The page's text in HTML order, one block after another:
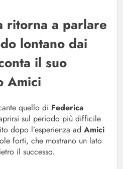
ritorna a parlare
lontano dai
il suo
Amici
quello di Federica
sul periodo più difficile
dopo l’esperienza ad Amici
forti, che mostrano un lato
il successo.